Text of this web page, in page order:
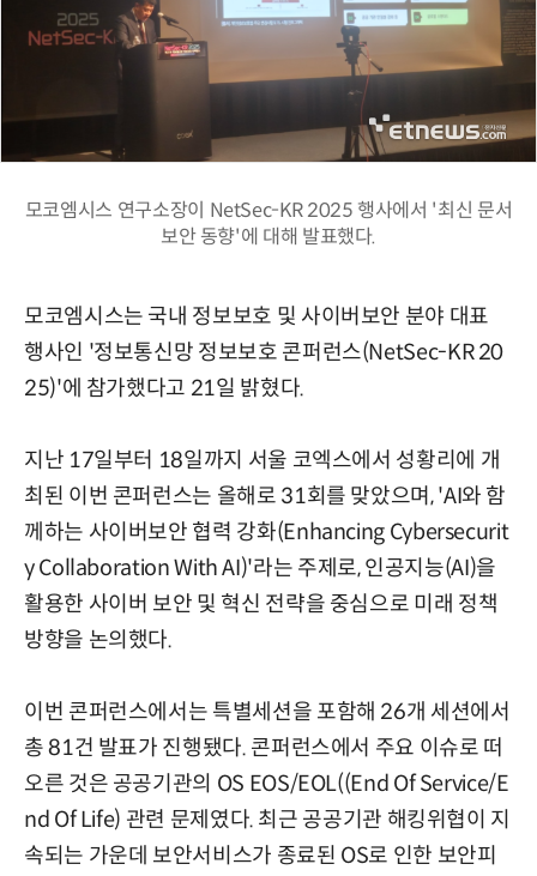
모코엠시스 연구소장이 NetSec-KR 2025 행사에서 '최신 문서
보안 동향'에 대해 발표했다.
모코엠시스는 국내 정보보호 및 사이버보안 분야 대표
행사인 '정보통신망 정보보호 콘퍼런스(NetSec-KR 20
25)'에 참가했다고 21일 밝혔다.
지난 17일부터 18일까지 서울 코엑스에서 성황리에 개
최된 이번 콘퍼런스는 올해로 31회를 맞았으며, 'AI와 함
께하는 사이버보안 협력 강화(Enhancing Cybersecurit
y Collaboration With AI)'라는 주제로, 인공지능(AI)을
활용한 사이버 보안 및 혁신 전략을 중심으로 미래 정책
방향을 논의했다.
이번 콘퍼런스에서는 특별세션을 포함해 26개 세션에서
총 81건 발표가 진행됐다. 콘퍼런스에서 주요 이슈로 떠
오른 것은 공공기관의 OS EOS/EOL((End Of Service/E
nd Of Life) 관련 문제였다. 최근 공공기관 해킹위협이 지
속되는 가운데 보안서비스가 종료된 OS로 인한 보안피